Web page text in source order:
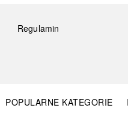
Regulamin
POPULARNE KATEGORIE